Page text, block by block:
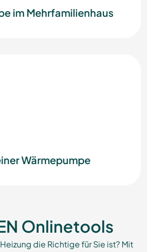
im Mehrfamilienhaus
Wärmepumpe
Onlinetools
die Richtige für Sie ist? Mit